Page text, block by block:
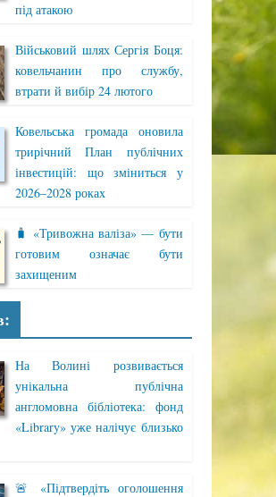
під атакою
Військовий шлях Сергія Боця:
ковельчанин про службу,
втрати й вибір 24 лютого
Ковельська громада оновила
трирічний План публічних
інвестицій: що зміниться у
2026–2028 роках
🧳 «Тривожна валіза» — бути
готовим означає бути
захищеним
На Волині розвивається
унікальна публічна
англомовна бібліотека: фонд
«Library» уже налічує близько
🚨 «Підтвердіть оголошення